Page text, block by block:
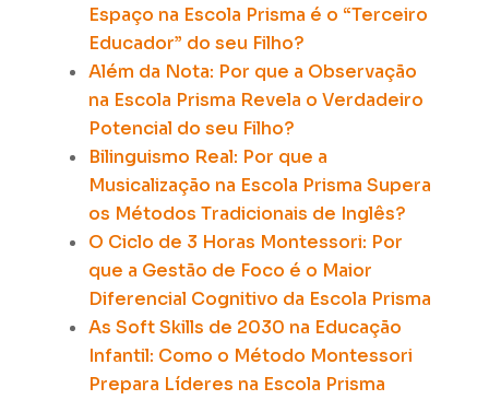
Espaço na Escola Prisma é o “Terceiro
Educador” do seu Filho?
Além da Nota: Por que a Observação
na Escola Prisma Revela o Verdadeiro
Potencial do seu Filho?
Bilinguismo Real: Por que a
Musicalização na Escola Prisma Supera
os Métodos Tradicionais de Inglês?
O Ciclo de 3 Horas Montessori: Por
que a Gestão de Foco é o Maior
Diferencial Cognitivo da Escola Prisma
As Soft Skills de 2030 na Educação
Infantil: Como o Método Montessori
Prepara Líderes na Escola Prisma